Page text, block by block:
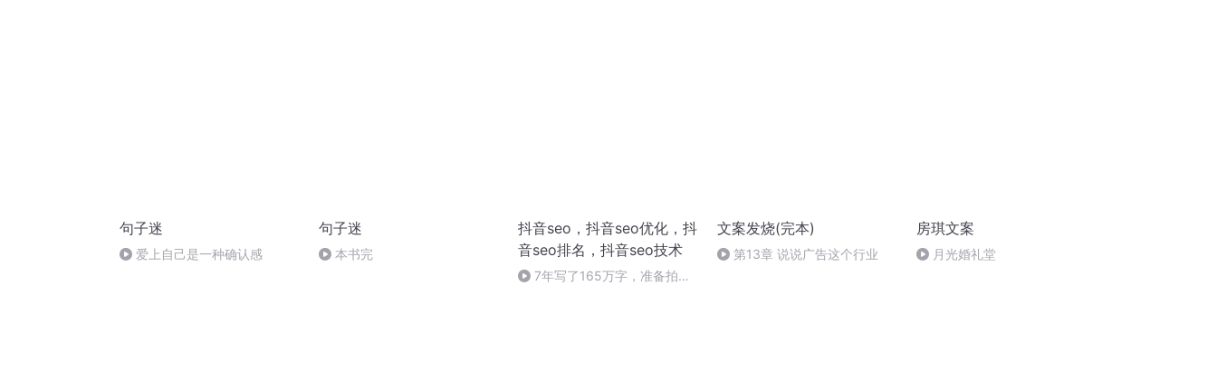
句子迷
爱上自己是一种确认感
句子迷
本书完
抖音seo，抖音seo优化，抖
音seo排名，抖音seo技术
7年写了165万字，准备拍视
文案发烧(完本)
第13章 说说广告这个行业
房琪文案
月光婚礼堂